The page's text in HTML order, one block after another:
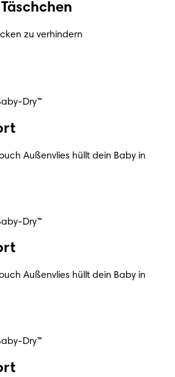
zu verhindern
Dry™
Außenvlies hüllt dein Baby in
Dry™
Außenvlies hüllt dein Baby in
Dry™